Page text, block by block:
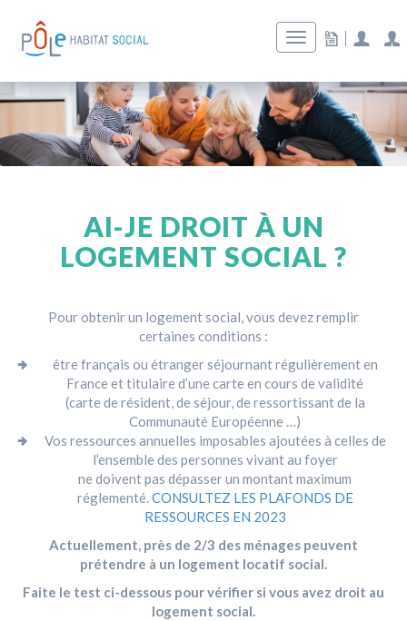
AI-JE DROIT À UN
LOGEMENT SOCIAL ?
Pour obtenir un logement social, vous devez remplir
certaines conditions :
être français ou étranger séjournant régulièrement en
France et titulaire d’une carte en cours de validité
(carte de résident, de séjour, de ressortissant de la
Communauté Européenne …)
Vos ressources annuelles imposables ajoutées à celles de
l’ensemble des personnes vivant au foyer
ne doivent pas dépasser un montant maximum
réglementé.CONSULTEZ LES PLAFONDS DE
RESSOURCES EN 2023
Actuellement, près de 2/3 des ménages peuvent
prétendre à un logement locatif social.
Faite le test ci-dessous pour vérifier si vous avez droit au
logement social.